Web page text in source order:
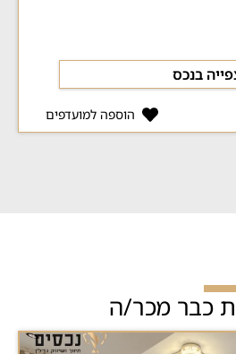
בנכס
הוספה למועדפים
כבר מכר/ה